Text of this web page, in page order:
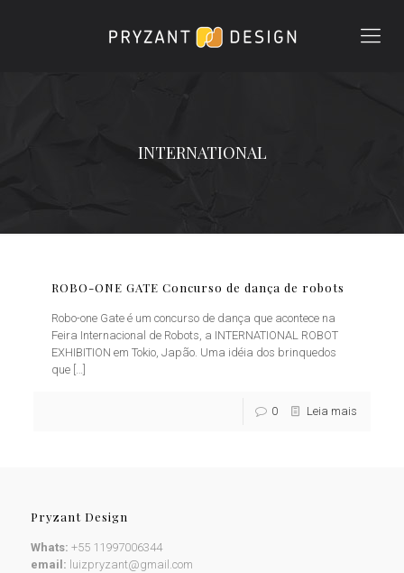
INTERNATIONAL
ROBO-ONE GATE Concurso de dança de robots
Robo-one Gate é um concurso de dança que acontece na
Feira Internacional de Robots, a INTERNATIONAL ROBOT
EXHIBITION em Tokio, Japão. Uma idéia dos brinquedos
que […]
0 Leia mais
Pryzant Design
Whats: +55 11997006344
email: luizpryzant@gmail.com